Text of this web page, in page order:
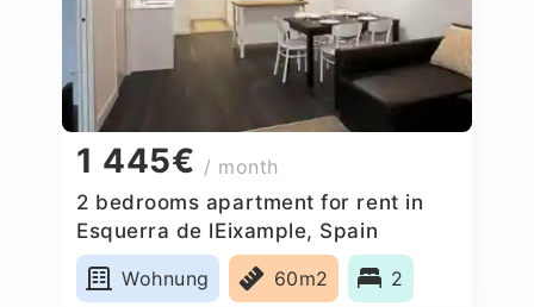
1 445€ / month
2 bedrooms apartment for rent in
Esquerra de lEixample, Spain
Wohnung
60m2 2